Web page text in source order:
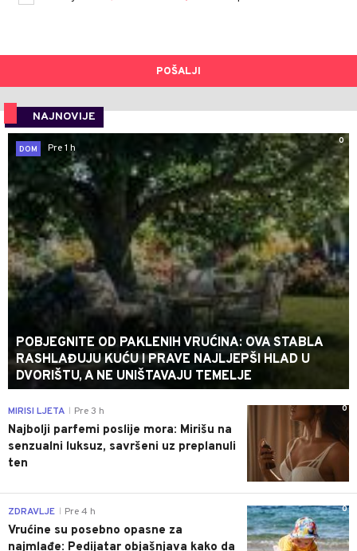
POŠALJI
NAJNOVIJE
0
DOM
Pre 1 h
POBJEGNITE OD PAKLENIH VRUĆINA: OVA STABLA
RASHLAĐUJU KUĆU I PRAVE NAJLJEPŠI HLAD U
DVORIŠTU, A NE UNIŠTAVAJU TEMELJE
0
MIRISI LJETA Pre 3 h
Najbolji parfemi poslije mora: Mirišu na
senzualni luksuz, savršeni uz preplanuli
ten
0
ZDRAVLJE Pre 4 h
Vrućine su posebno opasne za
najmlađe: Pedijatar objašnjava kako da